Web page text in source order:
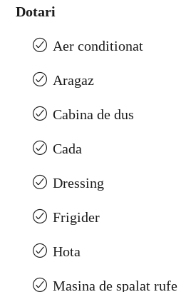
Dotari
Aer conditionat
Aragaz
Cabina de dus
Cada
Dressing
Frigider
Hota
Masina de spalat rufe